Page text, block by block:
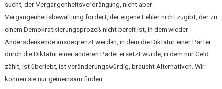
sucht, der Vergangenheitsverdrängung, nicht aber
Vergangenheitsbewältiung fördert, der eigene Fehler nicht zugibt, der zu
einem Demokratisierungsprozeß nicht bereit ist, in dem wieder
Andersdenkende ausgegrenzt werden, in dem die Diktatur einer Partei
durch die Diktatur einer anderen Partei ersetzt wurde, in dem nur Geld
zählt, ist überlebt, ist veränderungswürdig, braucht Alternativen. Wir
können sie nur gemeinsam finden.